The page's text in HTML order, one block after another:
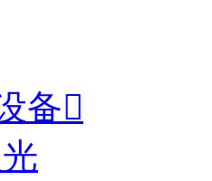
备